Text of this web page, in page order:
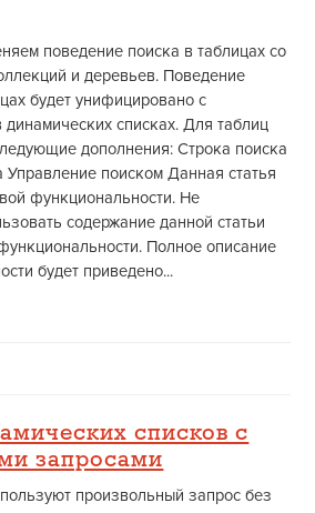
поведение поиска в таблицах со
и деревьев. Поведение
будет унифицировано с
списках. Для таблиц
дополнения: Строка поиска
Управление поиском Данная статья
функциональности. Не
содержание данной статьи
Полное описание
будет приведено...
списков с
запросами
произвольный запрос без